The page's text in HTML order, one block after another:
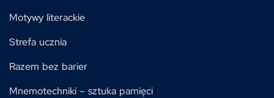
Motywy literackie
Strefa ucznia
Razem bez barier
Mnemotechniki – sztuka pamięci